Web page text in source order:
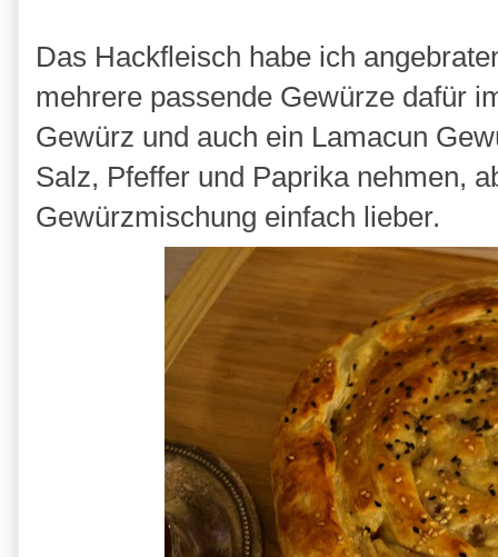
Das Hackfleisch habe ich
mehrere passende Gewürze dafür
Gewürz und auch ein Lamacun
Salz, Pfeffer und Paprika nehmen,
Gewürzmischung einfach lieber.